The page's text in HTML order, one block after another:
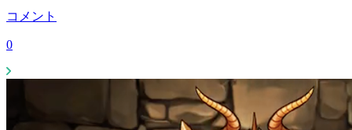
コメント
0